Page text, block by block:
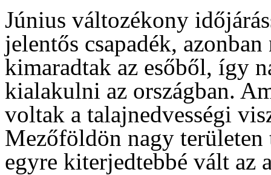
Június változékony
jelentős csapadék,
kimaradtak az esőből, így
kialakulni az országban.
voltak a talajnedvességi
Mezőföldön nagy területen
egyre kiterjedtebbé vált az